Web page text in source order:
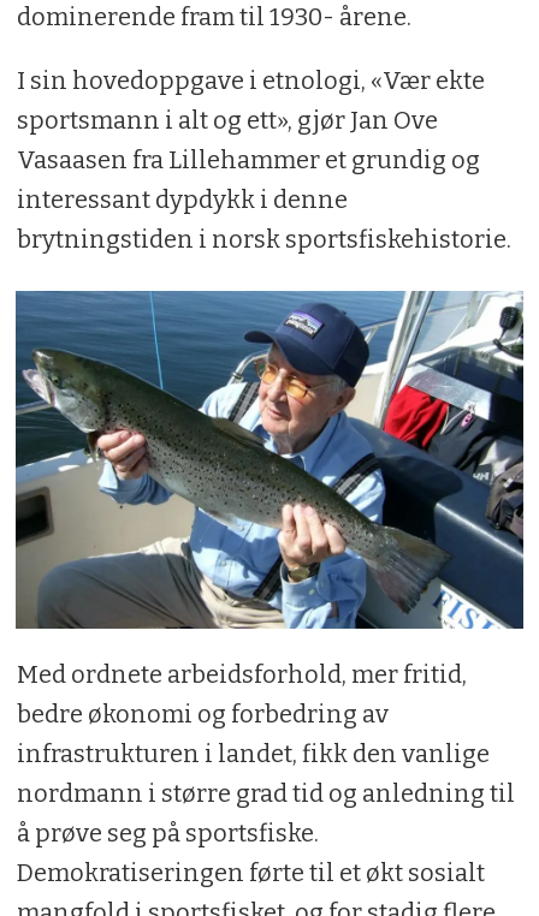
dominerende fram til 1930- årene.
I sin hovedoppgave i etnologi, «Vær ekte
sportsmann i alt og ett», gjør Jan Ove
Vasaasen fra Lillehammer et grundig og
interessant dypdykk i denne
brytningstiden i norsk sportsfiskehistorie.
Med ordnete arbeidsforhold, mer fritid,
bedre økonomi og forbedring av
infrastrukturen i landet, fikk den vanlige
nordmann i større grad tid og anledning til
å prøve seg på sportsfiske.
Demokratiseringen førte til et økt sosialt